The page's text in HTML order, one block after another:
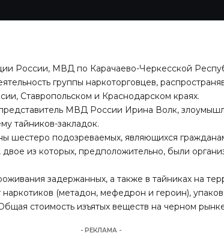
России, МВД по Карачаево-Черкесской
группы наркоторговцев,
Ставропольском и Краснодарском краях.
МВД России Ирина Волк,
тайников-закладок.
шестеро подозреваемых, являющихся
двое из которых, предположительно, были
задержанных, а также в тайниках на
наркотиков (метадон, мефедрон и героин),
стоимость изъятых веществ на черном
- РЕКЛАМА -